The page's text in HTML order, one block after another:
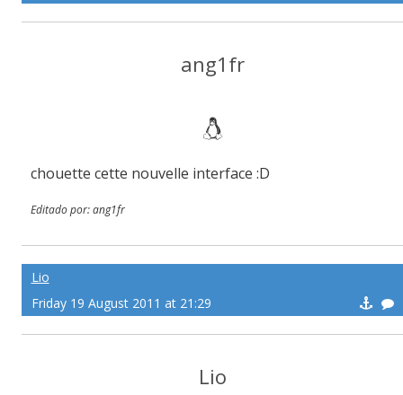
ang1fr
chouette cette nouvelle interface :D
Editado por: ang1fr
Lio
Friday 19 August 2011 at 21:29
Lio